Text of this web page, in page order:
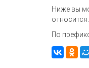
Ниже вы
относится.
По